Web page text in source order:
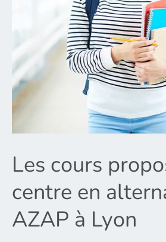
Les cours
centre en
AZAP à Lyon